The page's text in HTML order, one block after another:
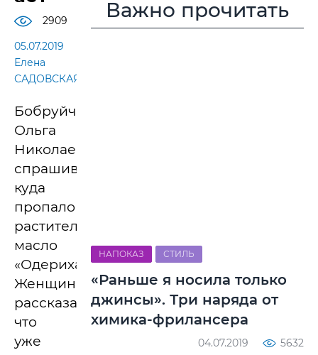
2909
05.07.2019
Елена
САДОВСКАЯ.
Бобруйчанка
Ольга
Николаевна
спрашивает,
куда
пропало
растительное
масло
«Одериха».
Женщина
рассказала,
что
уже
Важно прочитать
НАПОКАЗ СТИЛЬ
«Раньше я носила только
джинсы». Три наряда от
химика-фрилансера
04.07.2019 5632